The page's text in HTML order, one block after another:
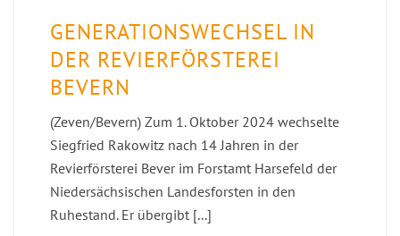
GENERATIONSWECHSEL IN
DER REVIERFÖRSTEREI
BEVERN
(Zeven/Bevern) Zum 1. Oktober 2024 wechselte
Siegfried Rakowitz nach 14 Jahren in der
Revierförsterei Bever im Forstamt Harsefeld der
Niedersächsischen Landesforsten in den
Ruhestand. Er übergibt [...]